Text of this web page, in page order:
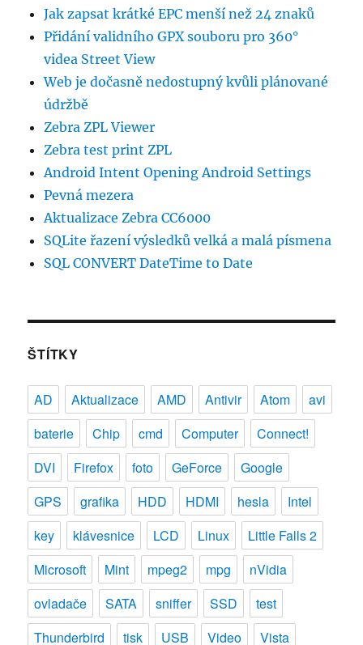
Jak zapsat krátké EPC menší než 24 znaků
Přidání validního GPX souboru pro 360°
videa Street View
Web je dočasně nedostupný kvůli plánované
údržbě
Zebra ZPL Viewer
Zebra test print ZPL
Android Intent Opening Android Settings
Pevná mezera
Aktualizace Zebra CC6000
SQLite řazení výsledků velká a malá písmena
SQL CONVERT DateTime to Date
ŠTÍTKY
AD Aktualizace AMD Antivir Atom
avi
baterie
Chip cmd Computer
Connect!
DVI
Firefox foto GeForce
Google
GPS
grafika HDD HDMI hesla
Intel
key
klávesnice LCD Linux
Little Falls 2
Microsoft
Mint mpeg2 mpg
nVidia
ovladače
SATA sniffer SSD
test
Thunderbird
tisk USB Video Vista